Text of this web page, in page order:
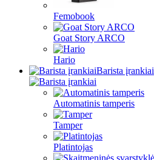
Femobook
Goat Story ARCO
Hario
Barista įrankiai
Automatinis tamperis
Tamper
Platintojas